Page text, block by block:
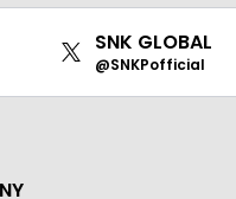
SNK GLOBAL
@SNKPofficial